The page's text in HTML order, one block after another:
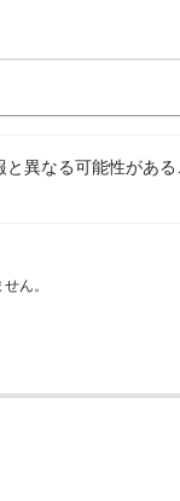
異なる可能性があ
ん。